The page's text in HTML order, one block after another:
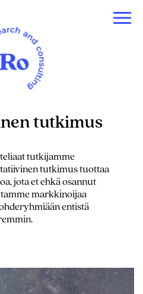
tutkimus
tutkijamme
tutkimus tuottaa
jota et ehkä osannut
markkinoijaa
entistä